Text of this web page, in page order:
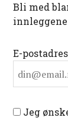
Bli med
E-
Jeg